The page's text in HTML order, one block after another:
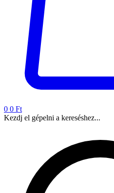
0 0 Ft
Kezdj el gépelni a kereséshez...